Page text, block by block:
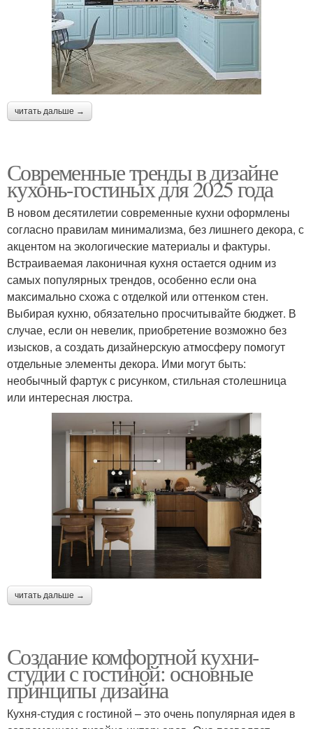
читать дальше →
Современные тренды в дизайне
кухонь-гостиных для 2025 года
В новом десятилетии современные кухни оформлены
согласно правилам минимализма, без лишнего декора, с
акцентом на экологические материалы и фактуры.
Встраиваемая лаконичная кухня остается одним из
самых популярных трендов, особенно если она
максимально схожа с отделкой или оттенком стен.
Выбирая кухню, обязательно просчитывайте бюджет. В
случае, если он невелик, приобретение возможно без
изысков, а создать дизайнерскую атмосферу помогут
отдельные элементы декора. Ими могут быть:
необычный фартук с рисунком, стильная столешница
или интересная люстра.
читать дальше →
Создание комфортной кухни-
студии с гостиной: основные
принципы дизайна
Кухня-студия с гостиной – это очень популярная идея в